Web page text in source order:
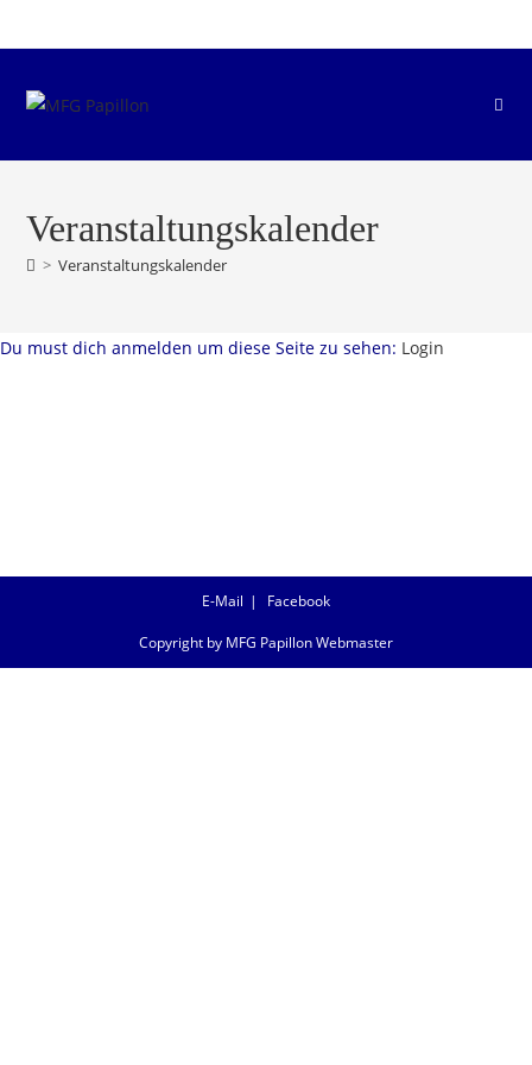
Inhalt
Veranstaltungskalender
> Veranstaltungskalender
Du must dich anmelden um diese Seite zu sehen: Login
E-Mail Facebook
Copyright by MFG Papillon Webmaster